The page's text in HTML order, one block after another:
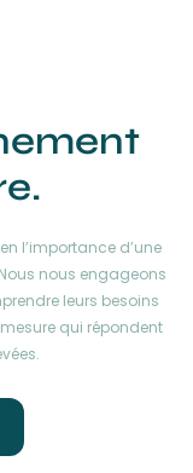
l’importance d’une
nous engageons
leurs besoins
qui répondent